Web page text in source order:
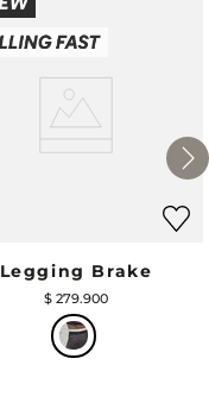
Legging Brake
$ 279.900